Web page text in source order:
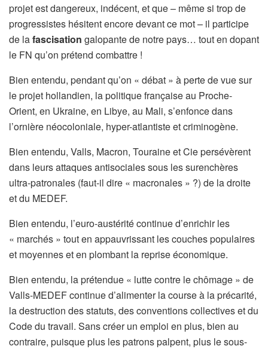
projet est dangereux, indécent, et que – même si trop de
progressistes hésitent encore devant ce mot – il participe
de lafascisation galopante de notre pays… tout en dopant
le FN qu’on prétend combattre !
Bien entendu, pendant qu’on « débat » à perte de vue sur
le projet hollandien, la politique française au Proche-
Orient, en Ukraine, en Libye, au Mali, s’enfonce dans
l’ornière néocoloniale, hyper-atlantiste et criminogène.
Bien entendu, Valls, Macron, Touraine et Cie persévèrent
dans leurs attaques antisociales sous les surenchères
ultra-patronales (faut-il dire « macronales » ?) de la droite
et du MEDEF.
Bien entendu, l’euro-austérité continue d’enrichir les
« marchés » tout en appauvrissant les couches populaires
et moyennes et en plombant la reprise économique.
Bien entendu, la prétendue « lutte contre le chômage » de
Valls-MEDEF continue d’alimenter la course à la précarité,
la destruction des statuts, des conventions collectives et du
Code du travail. Sans créer un emploi en plus, bien au
contraire, puisque plus les patrons palpent, plus le sous-